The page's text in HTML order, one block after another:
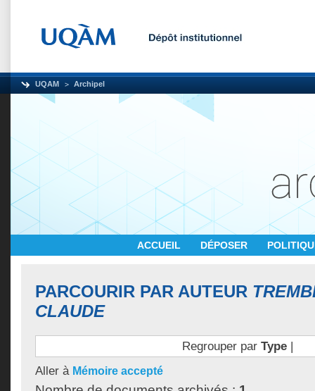
UQAM Archipel
ACCUEIL DÉPOSER
PARCOURIR PAR AUTEUR
CLAUDE
Regrouper par Type|
Aller à Mémoire accepté